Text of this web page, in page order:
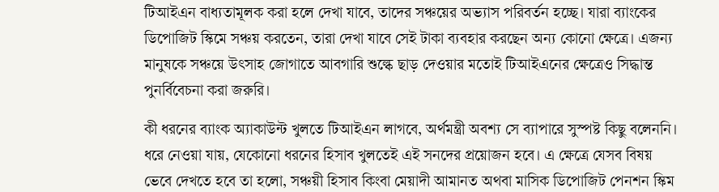
টিআইএন বাধ্যতামূলক করা হলে দেখা যাবে, তাদের সঞ্চয়ের অভ্যাস পরিবর্তন হচ্ছে। যারা ব্যাংকের
ডিপোজিট স্কিমে সঞ্চয় করতেন, তারা দেখা যাবে সেই টাকা ব্যবহার করছেন অন্য কোনো ক্ষেত্রে। এজন্য
মানুষকে সঞ্চয়ে উৎসাহ জোগাতে আবগারি শুল্কে ছাড় দেওয়ার মতোই টিআইএনের ক্ষেত্রেও সিদ্ধান্ত
পুনর্বিবেচনা করা জরুরি।
কী ধরনের ব্যাংক অ্যাকাউন্ট খুলতে টিআইএন লাগবে, অর্থমন্ত্রী অবশ্য সে ব্যাপারে সুস্পষ্ট কিছু বলেননি।
ধরে নেওয়া যায়, যেকোনো ধরনের হিসাব খুলতেই এই সনদের প্রয়োজন হবে। এ ক্ষেত্রে যেসব বিষয়
ভেবে দেখতে হবে তা হলো, সঞ্চয়ী হিসাব কিংবা মেয়াদী আমানত অথবা মাসিক ডিপোজিট পেনশন স্কিম